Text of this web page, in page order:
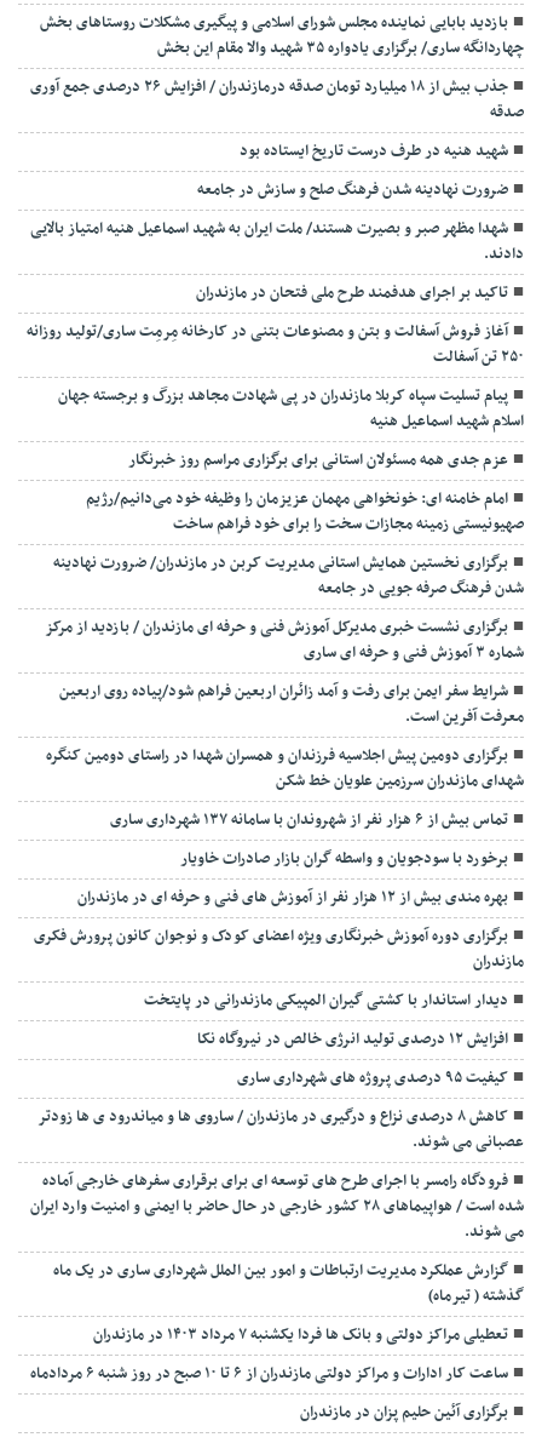
بازدید بابایی نماینده مجلس شورای اسلامی و پیگیری مشکلات روستاهای بخش
چهاردانگه ساری/ برگزاری یادواره ۳۵ شهید والا مقام این بخش
جذب بیش از ۱۸ میلیارد تومان صدقه درمازندران / افزایش ۲۶ درصدی جمع آوری
صدقه
شهید هنیه در طرف درست تاریخ ایستاده بود
ضرورت نهادینه شدن فرهنگ صلح و سازش در جامعه
شهدا مظهر صبر و بصیرت هستند/ ملت ایران به شهید اسماعیل هنیه امتیاز بالایی
دادند.
تاکید بر اجرای هدفمند طرح ملی فتحان در مازندران
آغاز فروش آسفالت و بتن و مصنوعات بتنی در کارخانه مِرمِت ساری/تولید روزانه
۲۵۰ تن آسفالت
پیام تسلیت سپاه کربلا مازندران در پی شهادت مجاهد بزرگ و برجسته جهان
اسلام شهید اسماعیل هنیه
عزم جدی همه مسئولان استانی برای برگزاری مراسم روز خبرنگار
امام خامنه ای: خونخواهی مهمان عزیزمان را وظیفه خود می‌دانیم/رژیم
صهیونیستی زمینه مجازات سخت را برای خود فراهم ساخت
برگزاری نخستین همایش استانی مدیریت کربن در مازندران/ ضرورت نهادینه
شدن فرهنگ صرفه جویی در جامعه
برگزاری نشست خبری مدیرکل آموزش فنی و حرفه ای مازندران / بازدید از مرکز
شماره ۳ آموزش فنی و حرفه ای ساری
شرایط سفر ایمن برای رفت و آمد زائران اربعین فراهم شود/پیاده روی اربعین
معرفت آفرین است.
برگزاری دومین پیش اجلاسیه فرزندان و همسران شهدا در راستای دومین کنگره
شهدای مازندران سرزمین علویان خط شکن
تماس بیش از ۶ هزار نفر از شهروندان با سامانه ۱۳۷ شهرداری ساری
برخورد با سودجویان و واسطه گران بازار صادرات خاویار
بهره مندی بیش از ۱۲ هزار نفر از آموزش های فنی و حرفه ای در مازندران
برگزاری دوره آموزش خبرنگاری ویژه اعضای کودک و نوجوان کانون پرورش فکری
مازندران
دیدار استاندار با کشتی گیران المپیکی مازندرانی در پایتخت
افزایش ۱۲ درصدی تولید انرژی خالص در نیروگاه نکا
کیفیت ۹۵ درصدی پروژه های شهرداری ساری
کاهش ۸ درصدی نزاع و درگیری در مازندران / ساروی ها و میاندرود ی ها زودتر
عصبانی می شوند.
فرودگاه رامسر با اجرای طرح های توسعه ای برای برقراری سفرهای خارجی آماده
شده است / هواپیماهای ۲۸ کشور خارجی در حال حاضر با ایمنی و امنیت وارد ایران
می شوند.
گزارش عملکرد مدیریت ارتباطات و امور بین الملل شهرداری ساری در یک ماه
گذشته ( تیرماه)
تعطیلی مراکز دولتی و بانک ها فردا یکشنبه ۷ مرداد ۱۴۰۳ در مازندران
ساعت کار ادارات و مراکز دولتی مازندران از ۶ تا ۱۰ صبح در روز شنبه ۶ مردادماه
برگزاری آئین حلیم پزان در مازندران